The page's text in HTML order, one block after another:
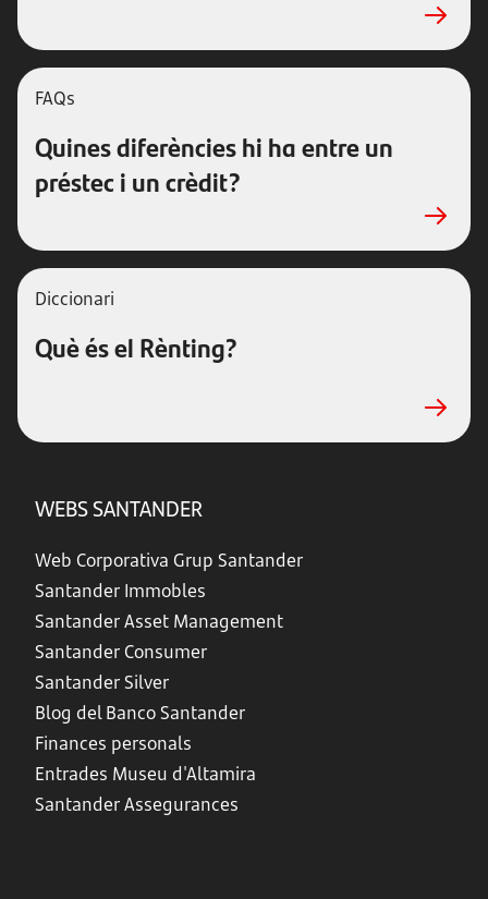
FAQs
Quines diferències hi ha entre un
préstec i un crèdit?
Diccionari
Què és el Rènting?
WEBS SANTANDER
Web Corporativa Grup Santander
Santander Immobles
Santander Asset Management
Santander Consumer
Santander Silver
Blog del Banco Santander
Finances personals
Entrades Museu d'Altamira
Santander Assegurances